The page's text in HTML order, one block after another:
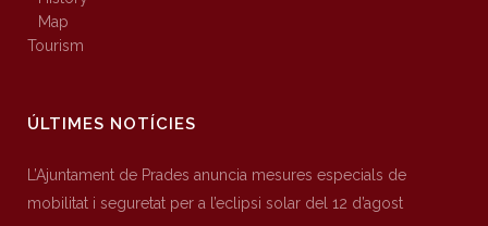
Map
Tourism
ÚLTIMES NOTÍCIES
L’Ajuntament de Prades anuncia mesures especials de
mobilitat i seguretat per a l’eclipsi solar del 12 d’agost